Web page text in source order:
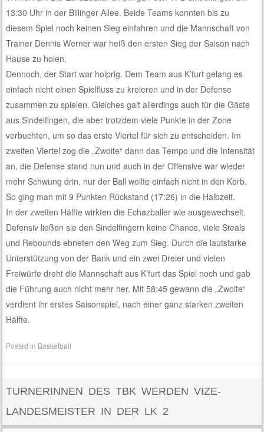
13:30 Uhr in der Billinger Allee. Beide Teams konnten bis zu
diesem Spiel noch keinen Sieg einfahren und die Mannschaft von
Trainer Dennis Werner war heiß den ersten Sieg der Saison nach
Hause zu holen.
Dennoch, der Start war holprig. Dem Team aus K’furt gelang es
einfach nicht einen Spielfluss zu kreieren und in der Defense
zusammen zu spielen. Gleiches galt allerdings auch für die Gäste
aus Sindelfingen, die aber trotzdem viele Punkte in der Zone
verbuchten, um so das erste Viertel für sich zu entscheiden. Im
zweiten Viertel zog die „Zwoite“ dann das Tempo und die Intensität
an, die Defense stand nun und auch in der Offensive war wieder
mehr Schwung drin, nur der Ball wollte einfach nicht in den Korb.
So ging man mit 9 Punkten Rückstand (17:26) in die Halbzeit.
In der zweiten Hälfte wirkten die Echazballer wie ausgewechselt.
Defensiv ließen sie den Sindelfingern keine Chance, viele Steals
und Rebounds ebneten den Weg zum Sieg. Durch die lautstarke
Unterstützung von der Bank und ein zwei Dreier und vielen
Freiwürfe dreht die Mannschaft aus K’furt das Spiel noch und gab
die Führung auch nicht mehr her. Mit 58:45 gewann die „Zwoite“
verdient ihr erstes Saisonspiel, nach einer ganz starken zweiten
Hälfte.
Posted in Basketball
TURNERINNEN DES TBK WERDEN VIZE-
LANDESMEISTER IN DER LK 2